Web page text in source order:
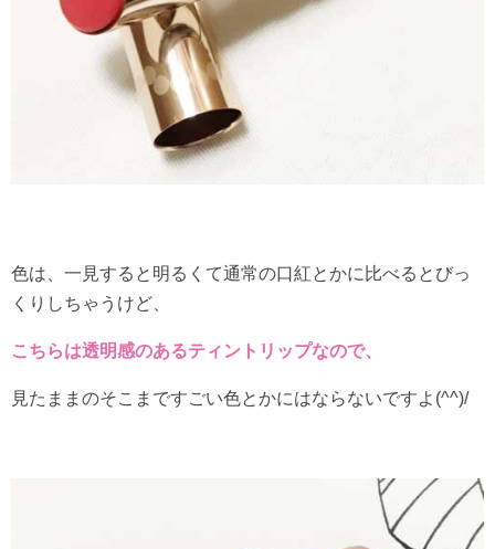
色は、一見すると明るくて通常の口紅とかに比べるとびっ
くりしちゃうけど、
こちらは透明感のあるティントリップなので、
見たままのそこまですごい色とかにはならないですよ(^^)/